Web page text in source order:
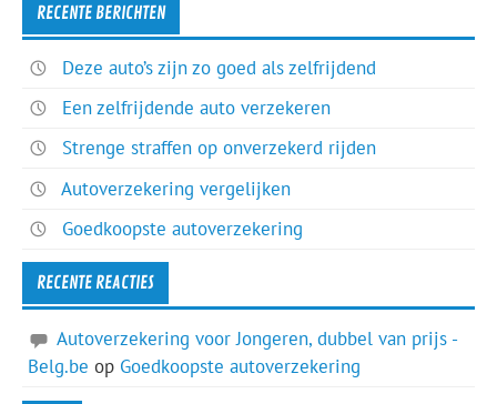
RECENTE BERICHTEN
Deze auto’s zijn zo goed als zelfrijdend
Een zelfrijdende auto verzekeren
Strenge straffen op onverzekerd rijden
Autoverzekering vergelijken
Goedkoopste autoverzekering
RECENTE REACTIES
Autoverzekering voor Jongeren, dubbel van prijs -
Belg.be op Goedkoopste autoverzekering